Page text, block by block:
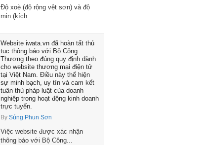
Độ xoè (độ rộng vệt sơn) và độ
mịn (kích...
Website iwata.vn đã hoàn tất thủ
tục thông báo với Bộ Công
Thương theo đúng quy định dành
cho website thương mại điện tử
tại Việt Nam. Điều này thể hiện
sự minh bạch, uy tín và cam kết
tuân thủ pháp luật của doanh
nghiệp trong hoạt động kinh doanh
trực tuyến.
By Súng Phun Sơn
Việc website được xác nhận
thông báo với Bộ Công...